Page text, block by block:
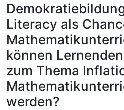
FAQ
Leitlinien
Zurück zur Startseite
Literacy als
können
zum Thema
werden?